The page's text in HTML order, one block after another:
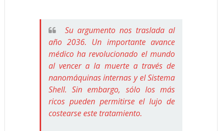
Su argumento nos traslada al
año 2036. Un importante avance
médico ha revolucionado el mundo
al vencer a la muerte a través de
nanomáquinas internas y el Sistema
Shell. Sin embargo, sólo los más
ricos pueden permitirse el lujo de
costearse este tratamiento.